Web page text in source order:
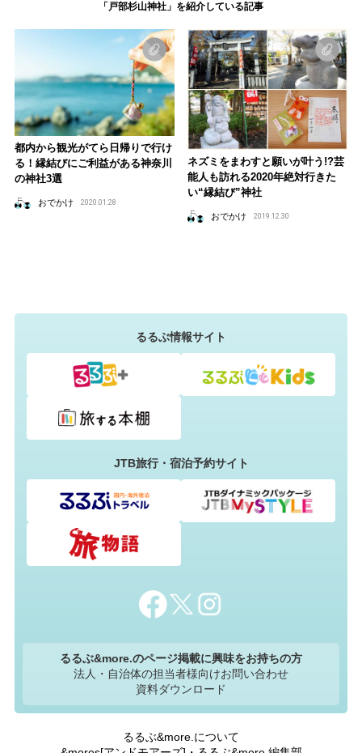
「戸部杉山神社」を紹介している記事
都内から観光がてら日帰りで行け
る！縁結びにご利益がある神奈川
の神社3選
おでかけ 2020.01.28
ネズミをまわすと願いが叶う!?芸
能人も訪れる2020年絶対行きた
い“縁結び”神社
おでかけ 2019.12.30
るるぶ情報サイト
JTB旅行・宿泊予約サイト
るるぶ&more.のページ掲載に興味をお持ちの方
法人・自治体の担当者様向けお問い合わせ
資料ダウンロード
るるぶ&more.について